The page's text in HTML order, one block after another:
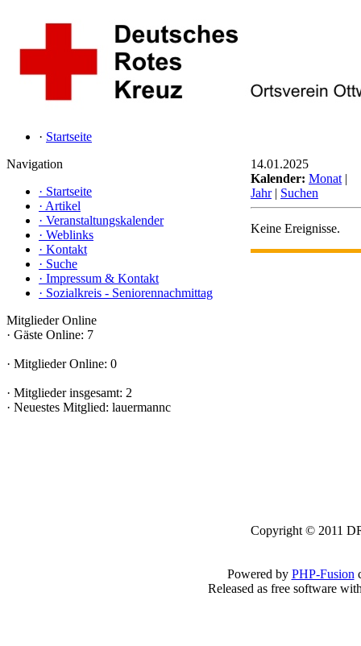
· Startseite
Navigation
· Startseite
· Artikel
· Veranstaltungskalender
· Weblinks
· Kontakt
· Suche
· Impressum & Kontakt
· Sozialkreis - Seniorennachmittag
Mitglieder Online
· Gäste Online: 7
· Mitglieder Online: 0
· Mitglieder insgesamt: 2
· Neuestes Mitglied: lauermannc
14.01.2025
Kalender: Monat |
Jahr| Suchen
Keine Ereignisse.
Copyright © 2011
Powered by PHP-Fusion
Released as free software